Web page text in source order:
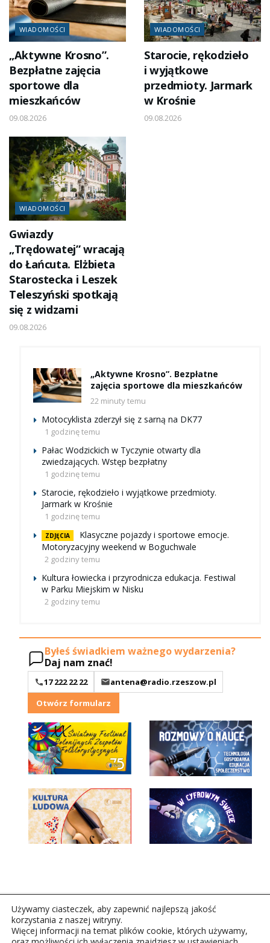
WIADOMOŚCI
„Aktywne Krosno”.
Bezpłatne zajęcia
sportowe dla
mieszkańców
09.08.2026
WIADOMOŚCI
Starocie, rękodzieło
i wyjątkowe
przedmioty. Jarmark
w Krośnie
09.08.2026
WIADOMOŚCI
Gwiazdy
„Trędowatej” wracają
do Łańcuta. Elżbieta
Starostecka i Leszek
Teleszyński spotkają
się z widzami
09.08.2026
„Aktywne Krosno”. Bezpłatne
zajęcia sportowe dla mieszkańców
22 minuty temu
Motocyklista zderzył się z sarną na DK77
1 godzinę temu
Pałac Wodzickich w Tyczynie otwarty dla
zwiedzających. Wstęp bezpłatny
1 godzinę temu
Starocie, rękodzieło i wyjątkowe przedmioty.
Jarmark w Krośnie
1 godzinę temu
ZDJĘCIA
Klasyczne pojazdy i sportowe emocje.
Motoryzacyjny weekend w Boguchwale
2 godziny temu
Kultura łowiecka i przyrodnicza edukacja. Festiwal
w Parku Miejskim w Nisku
2 godziny temu
Byłeś świadkiem ważnego wydarzenia?
Daj nam znać!
17 222 22 22
antena@radio.rzeszow.pl
Otwórz formularz
Używamy ciasteczek, aby zapewnić najlepszą jakość
korzystania z naszej witryny.
Więcej informacji na temat plików cookie, których używamy,